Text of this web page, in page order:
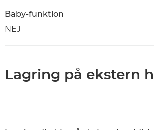
Baby-funktion
NEJ
Lagring på ekstern